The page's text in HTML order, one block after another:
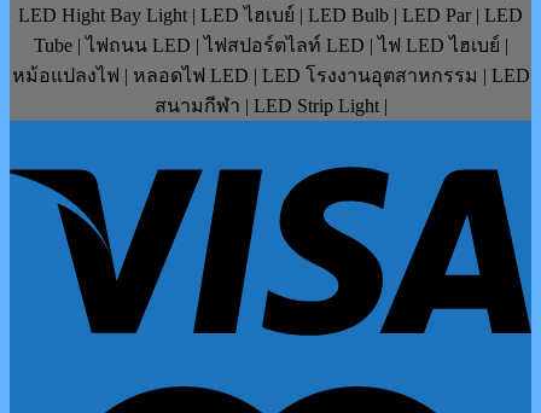
LED Hight Bay Light | LED ไฮเบย์ | LED Bulb | LED Par | LED
Tube | ไฟถนน LED | ไฟสปอร์ตไลท์ LED | ไฟ LED ไฮเบย์ |
หม้อแปลงไฟ | หลอดไฟ LED | LED โรงงานอุตสาหกรรม | LED
สนามกีฬา | LED Strip Light |